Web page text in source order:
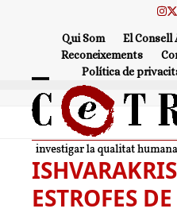
Qui Som El Consell
Reconeixements
Política de
Open
mobile
menu
Close
mobile
menu
ESTROFES